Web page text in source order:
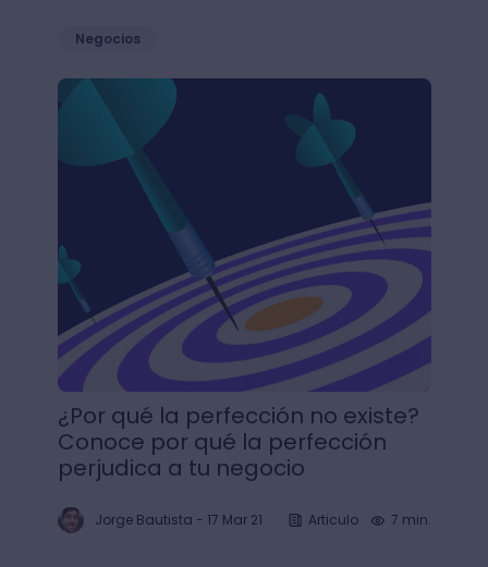
Negocios
¿Por qué la perfección no existe? Conoce por qué
¿Por qué la perfección no existe?
Conoce por qué la perfección
perjudica a tu negocio
Jorge Bautista - 17 Mar 21 Articulo 7 min.